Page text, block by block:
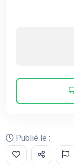
Publié le :